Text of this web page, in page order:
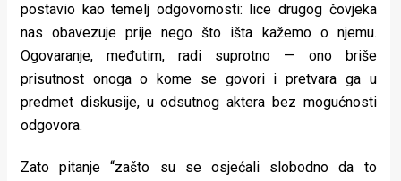
postavio kao temelj odgovornosti: lice drugog čovjeka
nas obavezuje prije nego što išta kažemo o njemu.
Ogovaranje, međutim, radi suprotno — ono briše
prisutnost onoga o kome se govori i pretvara ga u
predmet diskusije, u odsutnog aktera bez mogućnosti
odgovora.
Zato pitanje “zašto su se osjećali slobodno da to